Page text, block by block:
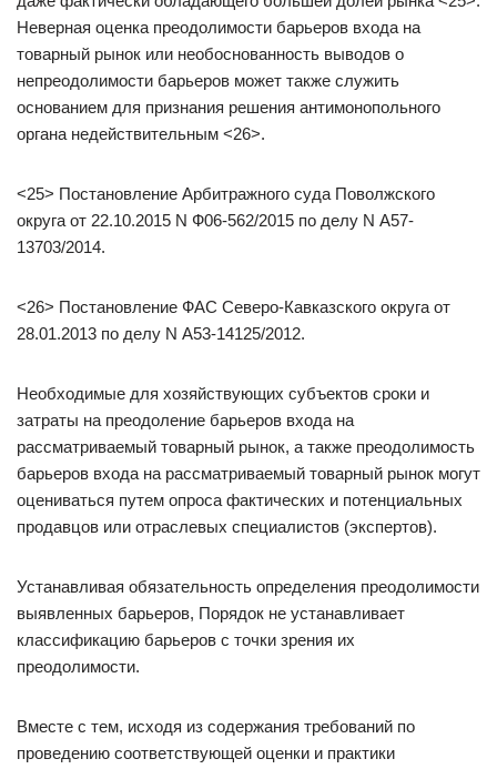
Неверная оценка преодолимости барьеров входа на
товарный рынок или необоснованность выводов о
непреодолимости барьеров может также служить
основанием для признания решения антимонопольного
органа недействительным <26>.
<25> Постановление Арбитражного суда Поволжского
округа от 22.10.2015 N Ф06-562/2015 по делу N А57-
13703/2014.
<26> Постановление ФАС Северо-Кавказского округа от
28.01.2013 по делу N А53-14125/2012.
Необходимые для хозяйствующих субъектов сроки и
затраты на преодоление барьеров входа на
рассматриваемый товарный рынок, а также преодолимость
барьеров входа на рассматриваемый товарный рынок могут
оцениваться путем опроса фактических и потенциальных
продавцов или отраслевых специалистов (экспертов).
Устанавливая обязательность определения преодолимости
выявленных барьеров, Порядок не устанавливает
классификацию барьеров с точки зрения их
преодолимости.
Вместе с тем, исходя из содержания требований по
проведению соответствующей оценки и практики